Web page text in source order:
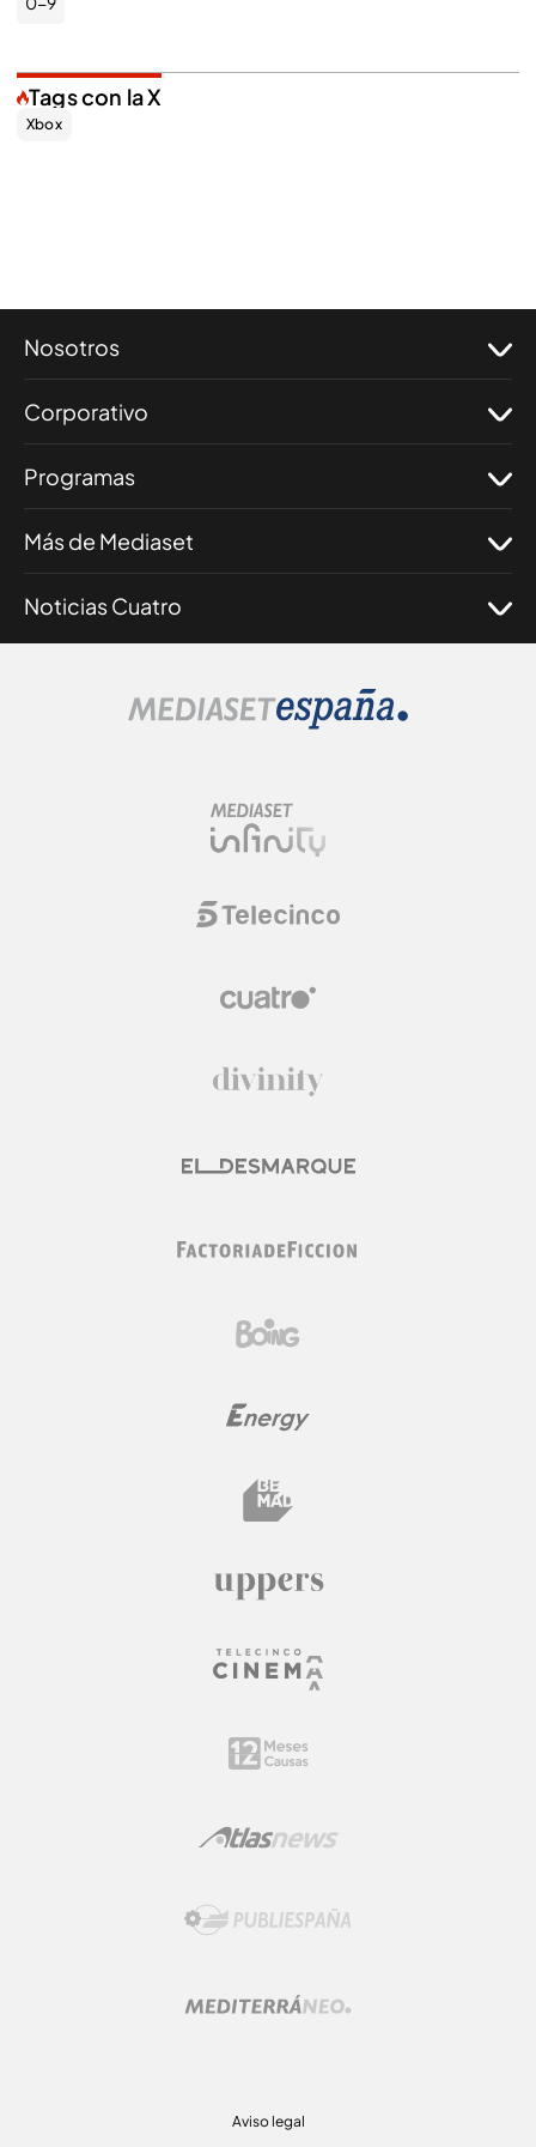
Tags con la X
Xbox
Nosotros
Corporativo
Programas
Más de Mediaset
Noticias Cuatro
Aviso legal